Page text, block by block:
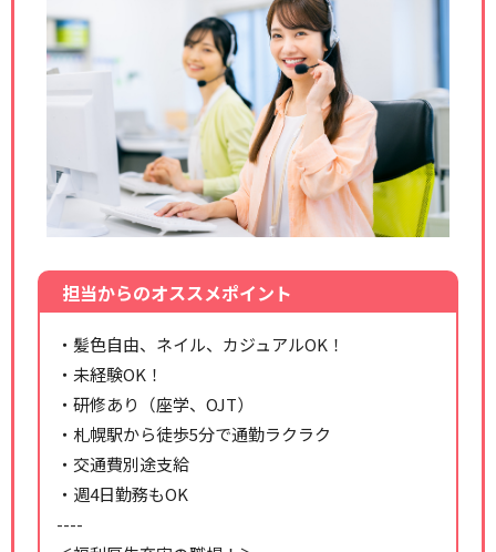
担当からのオススメポイント
・髪色自由、ネイル、カジュアルOK！
・未経験OK！
・研修あり（座学、OJT）
・札幌駅から徒歩5分で通勤ラクラク
・交通費別途支給
・週4日勤務もOK
----